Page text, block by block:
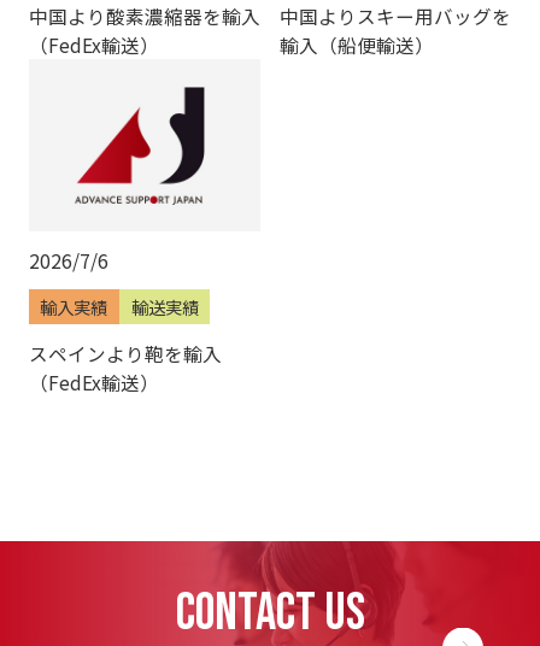
中国より酸素濃縮器を輸入
（FedEx輸送）
中国よりスキー用バッグを
輸入（船便輸送）
2026/7/6
輸入実績 輸送実績
スペインより鞄を輸入
（FedEx輸送）
CONTACT US